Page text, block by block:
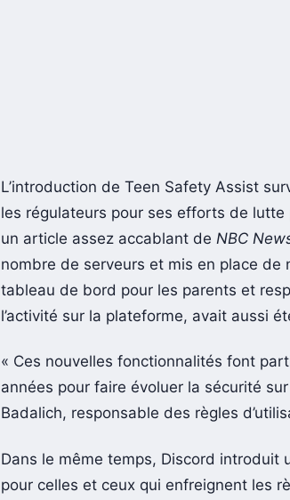
L’introduction de Teen Safety Assist
les régulateurs pour ses efforts de
un article assez accablant de NBC
nombre de serveurs et mis en place de
tableau de bord pour les parents et
l’activité sur la plateforme, avait aussi
« Ces nouvelles fonctionnalités font
années pour faire évoluer la sécurité
Badalich, responsable des règles
Dans le même temps, Discord introduit
pour celles et ceux qui enfreignent les